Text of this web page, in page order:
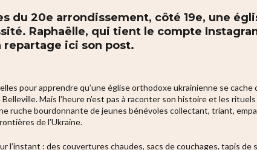
du 20e arrondissement, côté 19e, une
Raphaëlle, qui tient le compte
repartage ici son post.
pour apprendre qu’une église orthodoxe ukrainienne se
Mais l’heure n’est pas à raconter son histoire et les
ruche bourdonnante de jeunes bénévoles collectant, triant,
de l’Ukraine.
l’instant : des couvertures chaudes, sacs de couchages, tapis de